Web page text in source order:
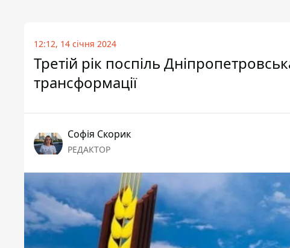
12:12, 14 січня 2024
Третій рік поспіль
трансформації
Софія Скорик
РЕДАКТОР